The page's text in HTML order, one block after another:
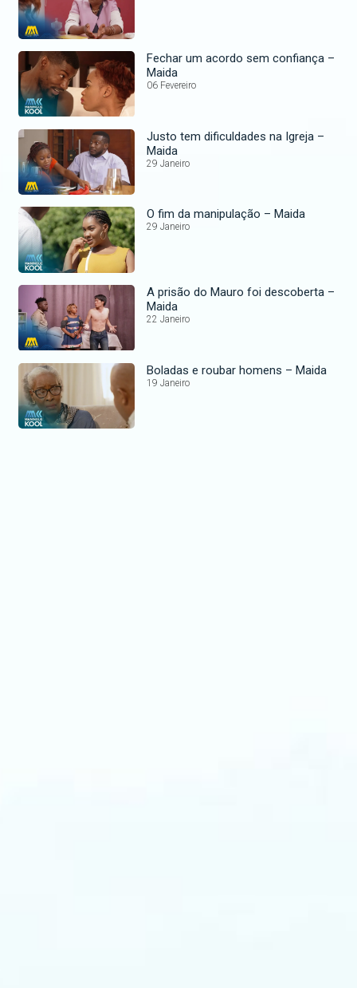
Fechar um acordo sem confiança –
Maida
06 Fevereiro
Justo tem dificuldades na Igreja –
Maida
29 Janeiro
O fim da manipulação – Maida
29 Janeiro
A prisão do Mauro foi descoberta –
Maida
22 Janeiro
Boladas e roubar homens – Maida
19 Janeiro